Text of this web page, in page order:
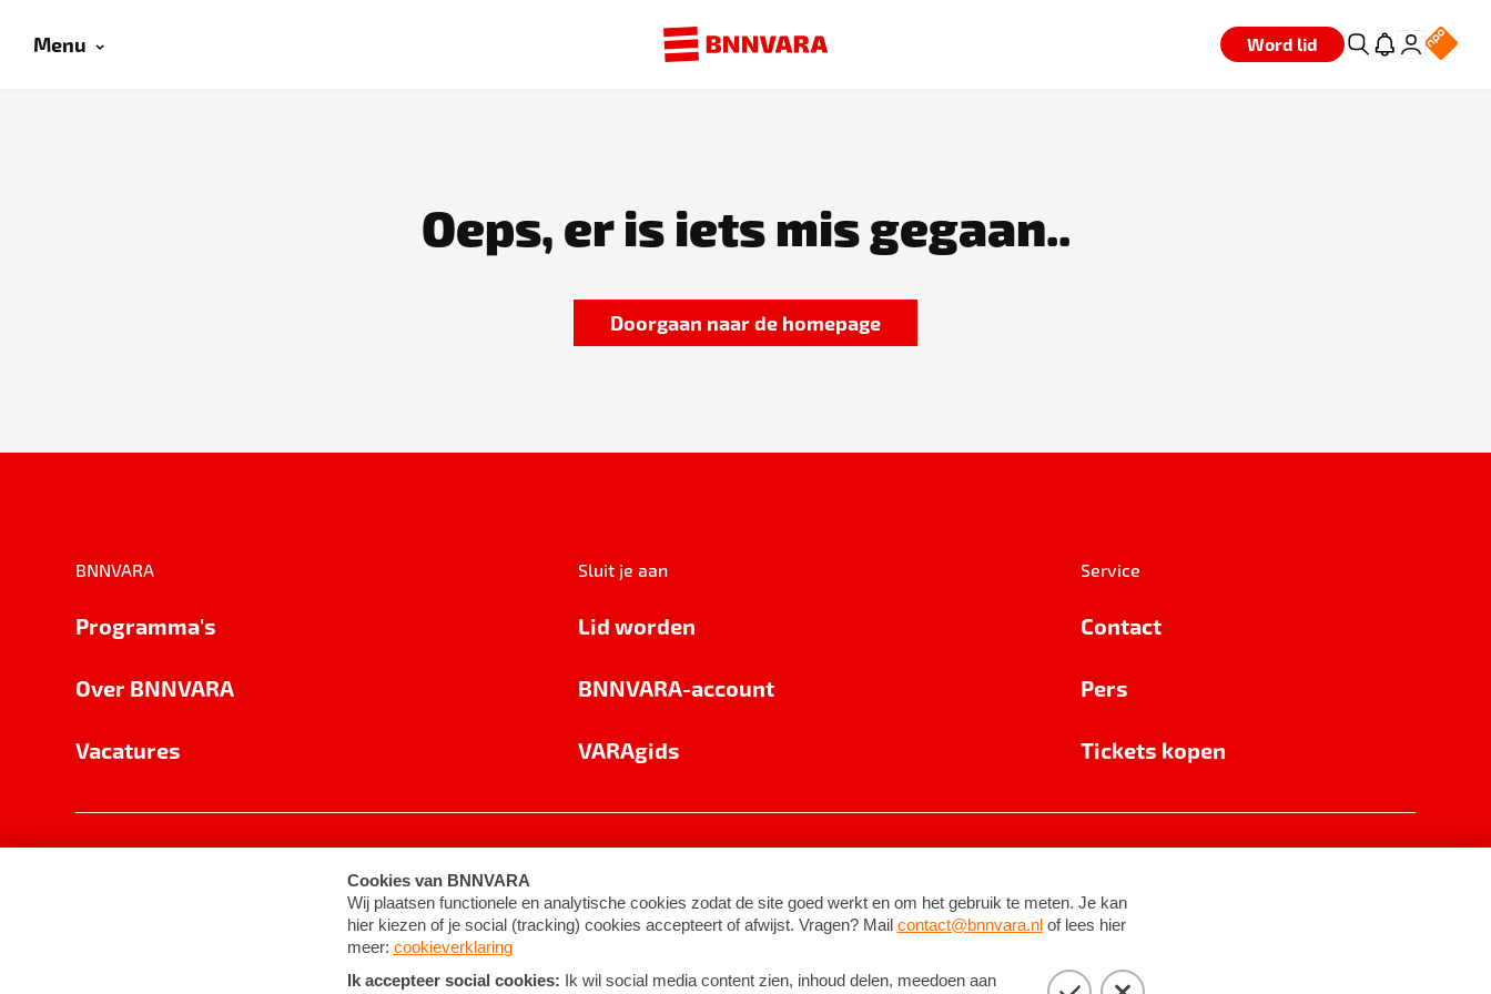
Menu Word lid
Oeps, er is iets mis gegaan..
Doorgaan naar de homepage
BNNVARA
Programma's
Over BNNVARA
Vacatures
Sluit je aan
Lid worden
BNNVARA-account
VARAgids
Service
Contact
Pers
Tickets kopen
Cookie-instellingen Algemene voorwaarden ©2026BNNVARA